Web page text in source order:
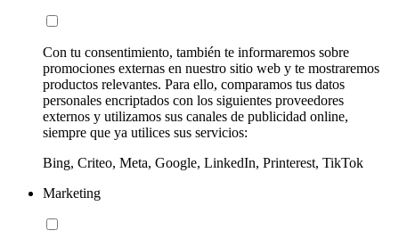
Con tu consentimiento, también te informaremos sobre
promociones externas en nuestro sitio web y te mostraremos
productos relevantes. Para ello, comparamos tus datos
personales encriptados con los siguientes proveedores
externos y utilizamos sus canales de publicidad online,
siempre que ya utilices sus servicios:
Bing, Criteo, Meta, Google, LinkedIn, Printerest, TikTok
Marketing